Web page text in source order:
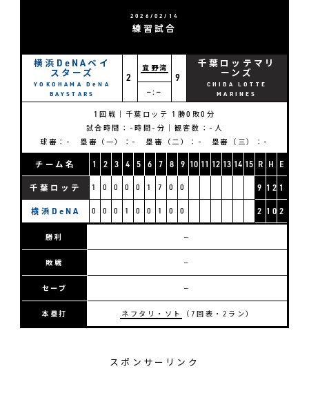
2026/02/14
練習試合
横浜DeNAベイ
スターズ
YOKOHAMA DeNA
BAYSTARS
2
宜野湾
9
千葉ロッテマリ
ーンズ
CHIBA LOTTE
MARINES
―:―
1回戦｜千葉ロッテ 1勝0敗0分
試合時間：-時間-分｜観客数：-人
球審：- 塁審（一）：- 塁審（二）：- 塁審（三）：-
チーム名 1 2 3 4 5 6 7 8 9 10 11 12 13 14 15 R H E
千葉ロッテ 1 0 0 0 0 1 7 0 0 9 12 1
横浜DeNA 0 0 0 1 0 0 1 0 0 2 10 2
勝利 ―
敗戦 ―
セーブ ―
本塁打 ネフタリ・ソト （7回表・2ラン）
スポンサーリンク